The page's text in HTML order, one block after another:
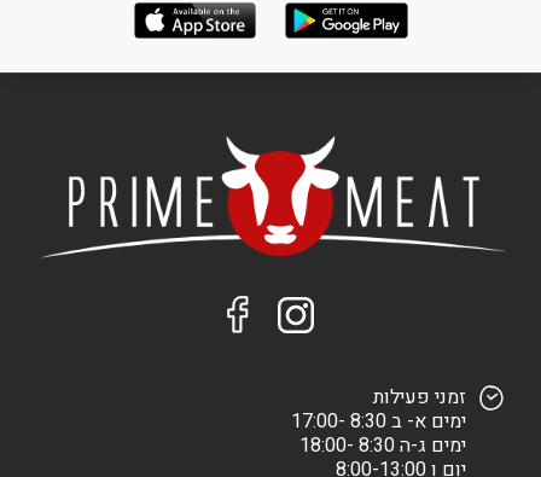
זמני פעילות
ימים א- ב 8:30 -17:00
ימים ג-ה 8:30 -18:00
יום ו 8:00-13:00